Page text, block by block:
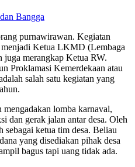
purnawirawan. Kegiatan
menjadi Ketua LKMD (Lembaga
juga merangkap Ketua RW.
Proklamasi Kemerdekaan atau
salah satu kegiatan yang
mengadakan lomba karnaval,
dan gerak jalan antar desa. Oleh
sebagai ketua tim desa. Beliau
yang disediakan pihak desa
bagus tapi uang tidak ada.